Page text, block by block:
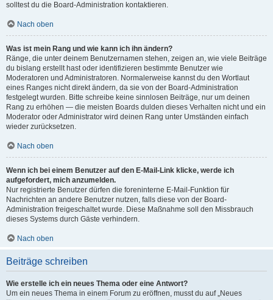
solltest du die Board-Administration kontaktieren.
Nach oben
Was ist mein Rang und wie kann ich ihn ändern?
Ränge, die unter deinem Benutzernamen stehen, zeigen an, wie viele Beiträge
du bislang erstellt hast oder identifizieren bestimmte Benutzer wie
Moderatoren und Administratoren. Normalerweise kannst du den Wortlaut
eines Ranges nicht direkt ändern, da sie von der Board-Administration
festgelegt wurden. Bitte schreibe keine sinnlosen Beiträge, nur um deinen
Rang zu erhöhen — die meisten Boards dulden dieses Verhalten nicht und ein
Moderator oder Administrator wird deinen Rang unter Umständen einfach
wieder zurücksetzen.
Nach oben
Wenn ich bei einem Benutzer auf den E-Mail-Link klicke, werde ich
aufgefordert, mich anzumelden.
Nur registrierte Benutzer dürfen die foreninterne E-Mail-Funktion für
Nachrichten an andere Benutzer nutzen, falls diese von der Board-
Administration freigeschaltet wurde. Diese Maßnahme soll den Missbrauch
dieses Systems durch Gäste verhindern.
Nach oben
Beiträge schreiben
Wie erstelle ich ein neues Thema oder eine Antwort?
Um ein neues Thema in einem Forum zu eröffnen, musst du auf „Neues